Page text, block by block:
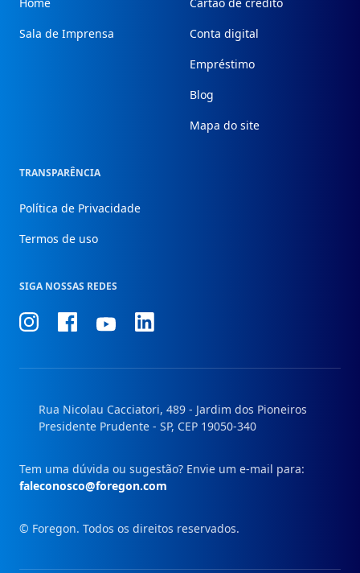
Sala de Imprensa
Conta digital
Empréstimo
Blog
Mapa do site
TRANSPARÊNCIA
Política de Privacidade
Termos de uso
SIGA NOSSAS REDES
ConheçaConheçaConheçaConheça
Rua Nicolau Cacciatori, 489 - Jardim dos Pioneiros
Presidente Prudente - SP, CEP 19050-340
Tem uma dúvida ou sugestão? Envie um e-mail para:
faleconosco@foregon.com
© Foregon. Todos os direitos reservados.